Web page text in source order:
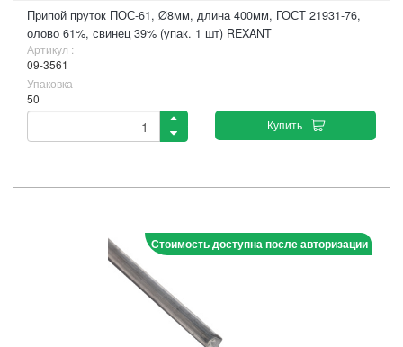
Припой пруток ПОС-61, Ø8мм, длина 400мм, ГОСТ 21931-76,
олово 61%, свинец 39% (упак. 1 шт) REXANT
Артикул :
09-3561
Упаковка
50
Купить
Стоимость доступна после авторизации